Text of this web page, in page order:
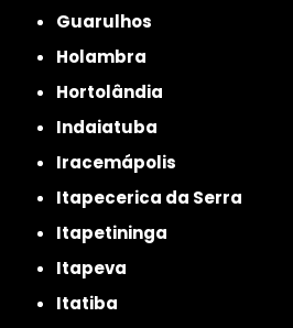
Guarulhos
Holambra
Hortolândia
Indaiatuba
Iracemápolis
Itapecerica da Serra
Itapetininga
Itapeva
Itatiba